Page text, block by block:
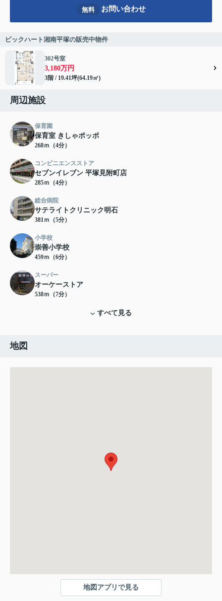
無料 お問い合わせ
ビックハート湘南平塚の販売中物件
302号室
3,180万円
3階 / 19.41坪(64.19㎡)
周辺施設
保育園
保育室 きしゃポッポ
268ｍ（4分）
コンビニエンスストア
セブンイレブン 平塚見附町店
285ｍ（4分）
総合病院
サテライトクリニック明石
381ｍ（5分）
小学校
崇善小学校
459ｍ（6分）
スーパー
オーケーストア
538ｍ（7分）
すべて見る
地図
地図アプリで見る